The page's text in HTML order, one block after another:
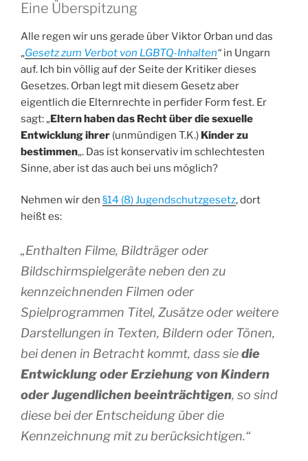
Eine Überspitzung
Alle regen wir uns gerade über Viktor Orban und das
„Gesetz zum Verbot von LGBTQ-Inhalten“ in Ungarn
auf. Ich bin völlig auf der Seite der Kritiker dieses
Gesetzes. Orban legt mit diesem Gesetz aber
eigentlich die Elternrechte in perfider Form fest. Er
sagt: „Eltern haben das Recht über die sexuelle
Entwicklung ihrer (unmündigen T.K.) Kinder zu
bestimmen„. Das ist konservativ im schlechtesten
Sinne, aber ist das auch bei uns möglich?
Nehmen wir den §14 (8) Jugendschutzgesetz, dort
heißt es:
„Enthalten Filme, Bildträger oder
Bildschirmspielgeräte neben den zu
kennzeichnenden Filmen oder
Spielprogrammen Titel, Zusätze oder weitere
Darstellungen in Texten, Bildern oder Tönen,
bei denen in Betracht kommt, dass siedie
Entwicklung oder Erziehung von Kindern
oder Jugendlichen beeinträchtigen, so sind
diese bei der Entscheidung über die
Kennzeichnung mit zu berücksichtigen.“